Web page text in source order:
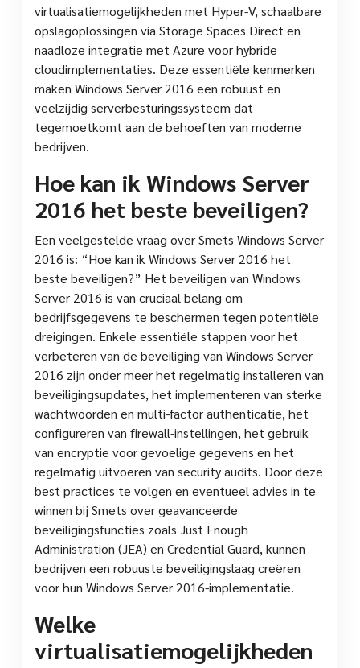
virtualisatiemogelijkheden met Hyper-V, schaalbare
opslagoplossingen via Storage Spaces Direct en
naadloze integratie met Azure voor hybride
cloudimplementaties. Deze essentiële kenmerken
maken Windows Server 2016 een robuust en
veelzijdig serverbesturingssysteem dat
tegemoetkomt aan de behoeften van moderne
bedrijven.
Hoe kan ik Windows Server
2016 het beste beveiligen?
Een veelgestelde vraag over Smets Windows Server
2016 is: “Hoe kan ik Windows Server 2016 het
beste beveiligen?” Het beveiligen van Windows
Server 2016 is van cruciaal belang om
bedrijfsgegevens te beschermen tegen potentiële
dreigingen. Enkele essentiële stappen voor het
verbeteren van de beveiliging van Windows Server
2016 zijn onder meer het regelmatig installeren van
beveiligingsupdates, het implementeren van sterke
wachtwoorden en multi-factor authenticatie, het
configureren van firewall-instellingen, het gebruik
van encryptie voor gevoelige gegevens en het
regelmatig uitvoeren van security audits. Door deze
best practices te volgen en eventueel advies in te
winnen bij Smets over geavanceerde
beveiligingsfuncties zoals Just Enough
Administration (JEA) en Credential Guard, kunnen
bedrijven een robuuste beveiligingslaag creëren
voor hun Windows Server 2016-implementatie.
Welke
virtualisatiemogelijkheden